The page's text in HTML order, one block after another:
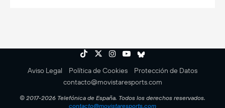
Aviso Legal Política de Cookies
Protección de Datos
contacto@movistaresports.com
© 2017-2026 Telefónica de España. Todos los derechos reservados.
contacto@movistaresports.com